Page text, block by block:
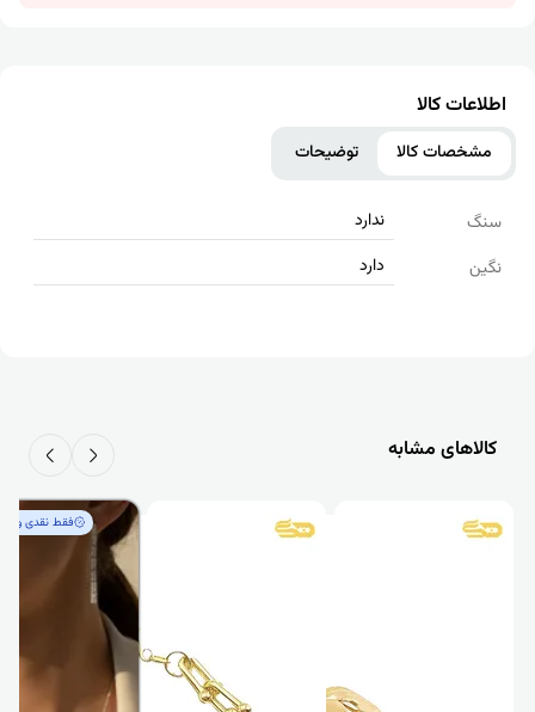
اطلاعات کالا
مشخصات کالا توضیحات
سنگ
ندارد
نگین
کالاهای مشابه
فقط‌ نقدی و کم‌اجرت